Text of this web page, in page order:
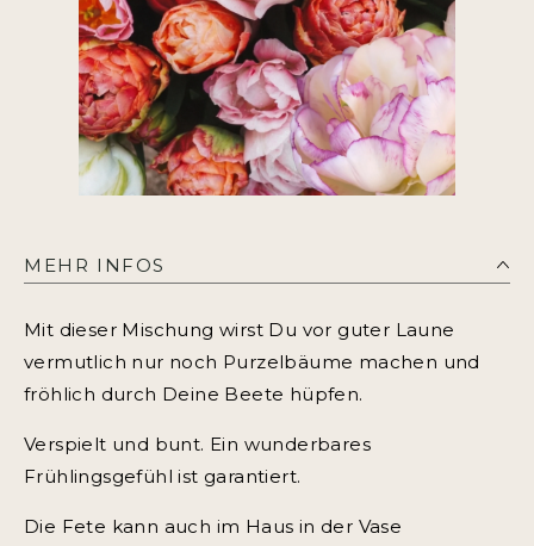
MEHR INFOS
Mit dieser Mischung wirst Du vor guter Laune
vermutlich nur noch Purzelbäume machen und
fröhlich durch Deine Beete hüpfen.
Verspielt und bunt. Ein wunderbares
Frühlingsgefühl ist garantiert.
Die Fete kann auch im Haus in der Vase